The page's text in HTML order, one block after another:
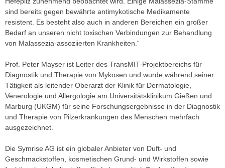
sind bereits gegen bewährte antimykotische Medikamente
resistent. Es besteht also auch in anderen Bereichen ein großer
Bedarf an unseren nicht toxischen Verbindungen zur Behandlung
von Malassezia-assoziierten Krankheiten.“
Prof. Peter Mayser ist Leiter des TransMIT-Projektbereichs für
Diagnostik und Therapie von Mykosen und wurde während seiner
Tätigkeit als leitender Oberarzt der Klinik für Dermatologie,
Venerologie und Allergologie am Universitätsklinikum Gießen und
Marburg (UKGM) für seine Forschungsergebnisse in der Diagnostik
und Therapie von Pilzerkrankungen des Menschen mehrfach
ausgezeichnet.
Die Symrise AG ist ein globaler Anbieter von Duft- und
Geschmackstoffen, kosmetischen Grund- und Wirkstoffen sowie